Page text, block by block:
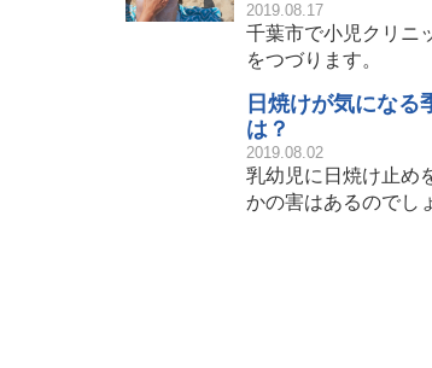
2019.08.17
千葉市で小児クリニ
をつづります。
日焼けが気にな
は？
2019.08.02
乳幼児に日焼け止め
かの害はあるのでし